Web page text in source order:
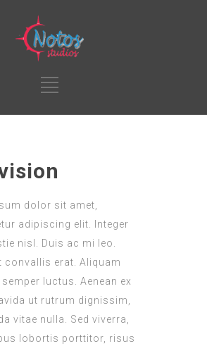
dolor sit amet,
adipiscing elit. Integer
nisl. Duis ac mi leo.
convallis erat. Aliquam
luctus. Aenean ex
ut rutrum dignissim,
vitae nulla. Sed viverra,
lobortis porttitor, risus